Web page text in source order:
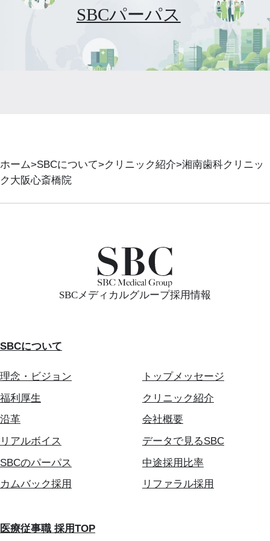
SBCパーパス
ホーム SBCについて クリニック紹介 湘南歯科クリニッ
ク大阪心斎橋院
SBCメディカルグループ採用情報
SBCについて
理念・ビジョン
トップメッセージ
福利厚生
クリニック紹介
沿革
会社概要
リアルボイス
データで見るSBC
SBCのパーパス
中途採用比率
カムバック採用
リファラル採用
医療従事職 採用TOP